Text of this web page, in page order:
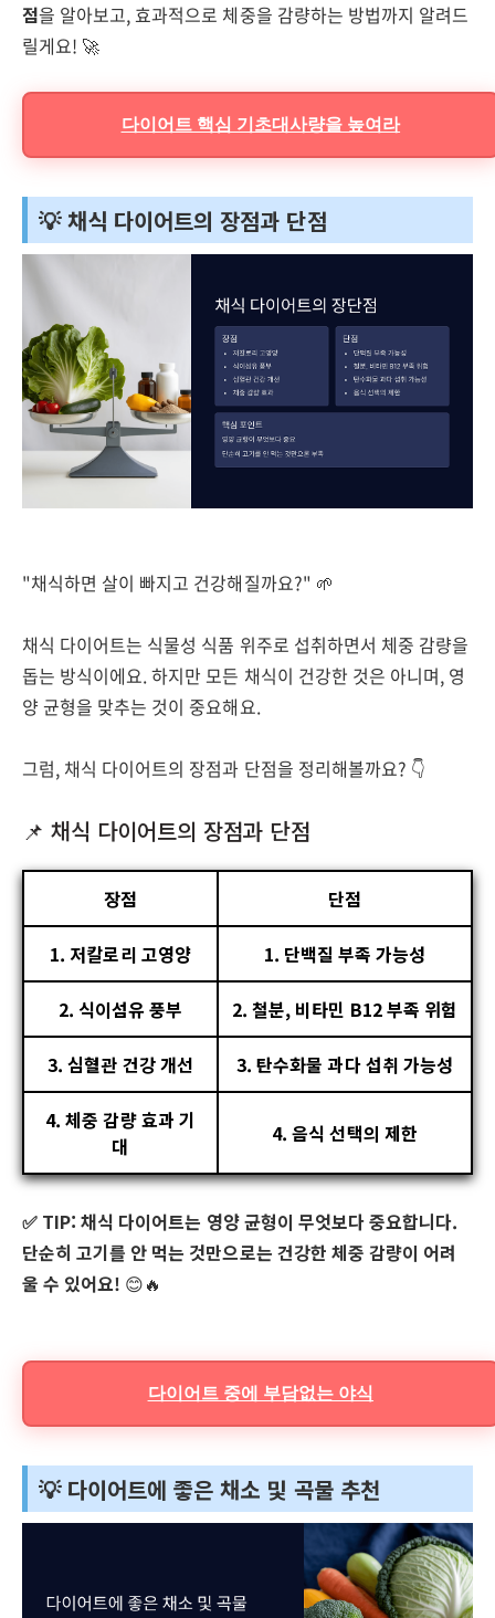
점을 알아보고, 효과적으로 체중을 감량하는 방법까지 알려드
릴게요! 🚀
다이어트 핵심 기초대사량을 높여라
💡 채식 다이어트의 장점과 단점
"채식하면 살이 빠지고 건강해질까요?" 🌱
채식 다이어트는 식물성 식품 위주로 섭취하면서 체중 감량을
돕는 방식이에요. 하지만 모든 채식이 건강한 것은 아니며, 영
양 균형을 맞추는 것이 중요해요.
그럼, 채식 다이어트의 장점과 단점을 정리해볼까요? 👇
📌 채식 다이어트의 장점과 단점
장점 단점
1. 저칼로리 고영양 1. 단백질 부족 가능성
2. 식이섬유 풍부 2. 철분, 비타민 B12 부족 위험
3. 심혈관 건강 개선 3. 탄수화물 과다 섭취 가능성
4. 체중 감량 효과 기
대
4. 음식 선택의 제한
✅ TIP: 채식 다이어트는 영양 균형이 무엇보다 중요합니다.
단순히 고기를 안 먹는 것만으로는 건강한 체중 감량이 어려
울 수 있어요! 😊🔥
다이어트 중에 부담없는 야식
💡 다이어트에 좋은 채소 및 곡물 추천